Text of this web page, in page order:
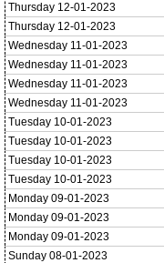
Thursday 12-01-2023
Thursday 12-01-2023
Wednesday 11-01-2023
Wednesday 11-01-2023
Wednesday 11-01-2023
Wednesday 11-01-2023
Tuesday 10-01-2023
Tuesday 10-01-2023
Tuesday 10-01-2023
Tuesday 10-01-2023
Monday 09-01-2023
Monday 09-01-2023
Monday 09-01-2023
Sunday 08-01-2023